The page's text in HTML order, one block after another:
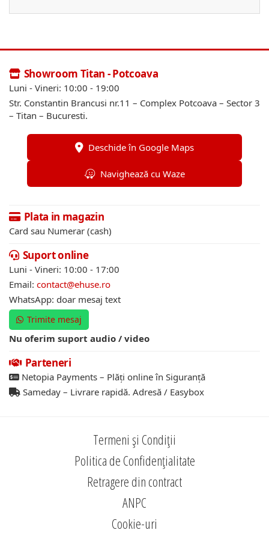
Showroom Titan - Potcoava
Luni - Vineri: 10:00 - 19:00
Str. Constantin Brancusi nr.11 – Complex Potcoava – Sector 3
– Titan – Bucuresti.
Deschide în Google Maps
Navighează cu Waze
Plata in magazin
Card sau Numerar (cash)
Suport online
Luni - Vineri: 10:00 - 17:00
Email: contact@ehuse.ro
WhatsApp: doar mesaj text
Trimite mesaj
Nu oferim suport audio / video
Parteneri
Netopia Payments – Plăți online în Siguranță
Sameday – Livrare rapidă. Adresă / Easybox
Termeni și Condiții
Politica de Confidențialitate
Retragere din contract
ANPC
Cookie-uri